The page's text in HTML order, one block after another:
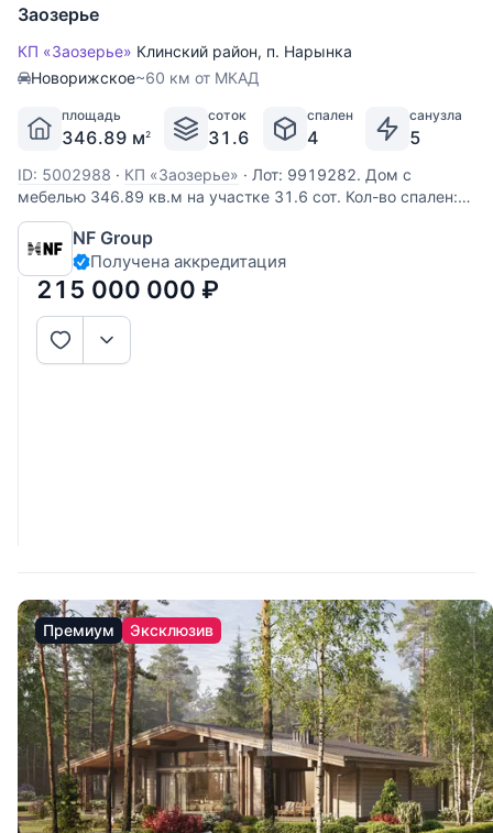
Заозерье
КП «Заозерье» Клинский район, п. Нарынка
Новорижское~60 км от МКАД
площадь
346.89 м2
соток
31.6
спален
4
санузла
5
ID: 5002988 · КП «Заозерье» · Лот: 9919282. Дом с
мебелью 346.89 кв.м на участке 31.6 cот. Кол-во спален:
4. Кол-во с/у: 5. Поселок «ЗаОзерье». Новорижское шоссе,
60 км от МКАД. Без комиссии для покупателя.
Выполненные из деревянного бруса, увеличенного
размера, виллы формируют
NF Group
Получена аккредитация
215 000 000 ₽
Премиум Эксклюзив